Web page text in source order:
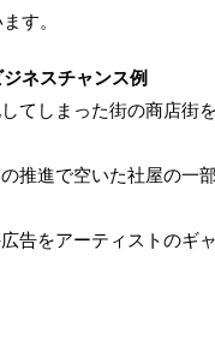
す。
ジネスチャンス例
てしまった街の商店街
推進で空いた社屋の一
告をアーティストのギ